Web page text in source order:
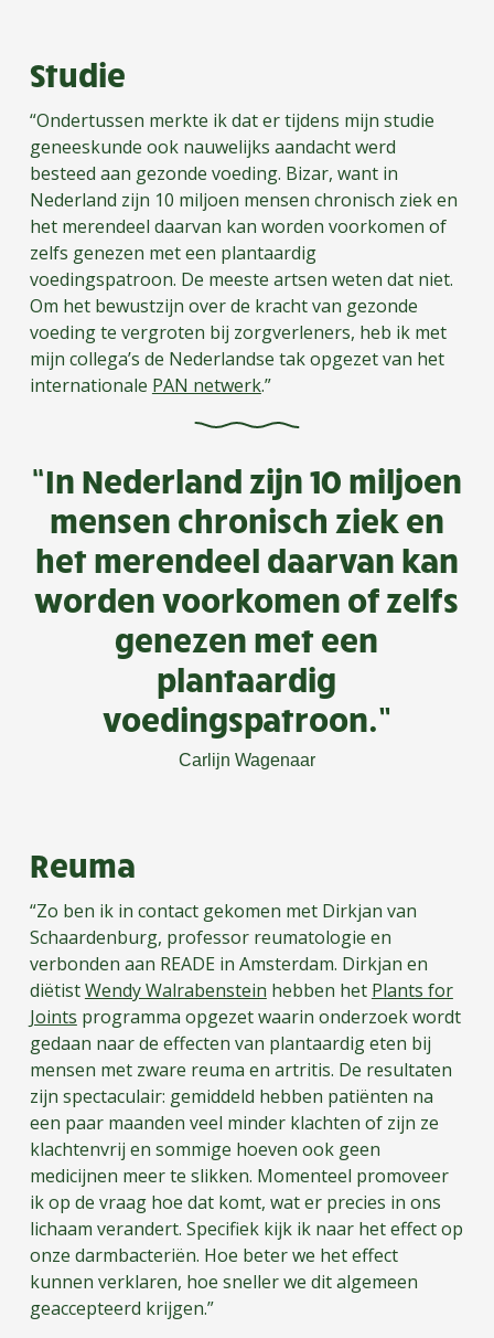
Studie
“Ondertussen merkte ik dat er tijdens mijn studie
geneeskunde ook nauwelijks aandacht werd
besteed aan gezonde voeding. Bizar, want in
Nederland zijn 10 miljoen mensen chronisch ziek en
het merendeel daarvan kan worden voorkomen of
zelfs genezen met een plantaardig
voedingspatroon. De meeste artsen weten dat niet.
Om het bewustzijn over de kracht van gezonde
voeding te vergroten bij zorgverleners, heb ik met
mijn collega’s de Nederlandse tak opgezet van het
internationale PAN netwerk.”
Carlijn Wagenaar
“In Nederland zijn 10 miljoen
mensen chronisch ziek en
het merendeel daarvan kan
worden voorkomen of zelfs
genezen met een
plantaardig
voedingspatroon.”
Reuma
“Zo ben ik in contact gekomen met Dirkjan van
Schaardenburg, professor reumatologie en
verbonden aan READE in Amsterdam. Dirkjan en
diëtistWendy Walrabenstein hebben het Plants for
Joints programma opgezet waarin onderzoek wordt
gedaan naar de effecten van plantaardig eten bij
mensen met zware reuma en artritis. De resultaten
zijn spectaculair: gemiddeld hebben patiënten na
een paar maanden veel minder klachten of zijn ze
klachtenvrij en sommige hoeven ook geen
medicijnen meer te slikken. Momenteel promoveer
ik op de vraag hoe dat komt, wat er precies in ons
lichaam verandert. Specifiek kijk ik naar het effect op
onze darmbacteriën. Hoe beter we het effect
kunnen verklaren, hoe sneller we dit algemeen
geaccepteerd krijgen.”